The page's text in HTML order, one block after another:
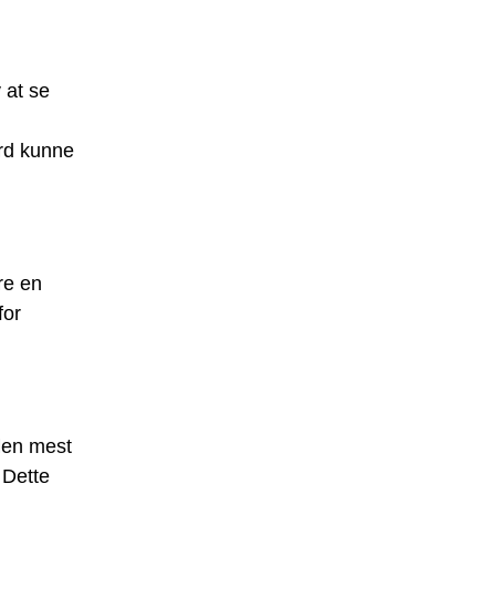
at se
kunne
en
mest